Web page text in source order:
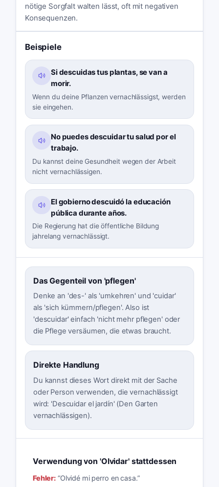
nötige Sorgfalt walten lässt, oft mit negativen
Konsequenzen.
Beispiele
Si descuidas tus plantas, se van a
morir.
Wenn du deine Pflanzen vernachlässigst, werden
sie eingehen.
No puedes descuidar tu salud por el
trabajo.
Du kannst deine Gesundheit wegen der Arbeit
nicht vernachlässigen.
El gobierno descuidó la educación
pública durante años.
Die Regierung hat die öffentliche Bildung
jahrelang vernachlässigt.
Das Gegenteil von 'pflegen'
Denke an 'des-' als 'umkehren' und 'cuidar'
als 'sich kümmern/pflegen'. Also ist
'descuidar' einfach 'nicht mehr pflegen' oder
die Pflege versäumen, die etwas braucht.
Direkte Handlung
Du kannst dieses Wort direkt mit der Sache
oder Person verwenden, die vernachlässigt
wird: 'Descuidar el jardín' (Den Garten
vernachlässigen).
Verwendung von 'Olvidar' stattdessen
Fehler: “Olvidé mi perro en casa.”